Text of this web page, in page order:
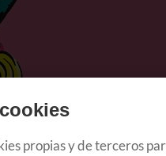
propias y de terceros